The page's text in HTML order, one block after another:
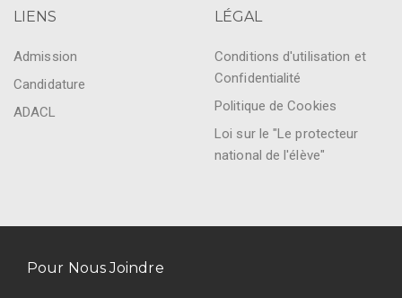
LIENS
Admission
Candidature
ADACL
LÉGAL
Conditions d'utilisation et
Confidentialité
Politique de Cookies
Loi sur le "Le protecteur
national de l'élève"
Pour Nous Joindre